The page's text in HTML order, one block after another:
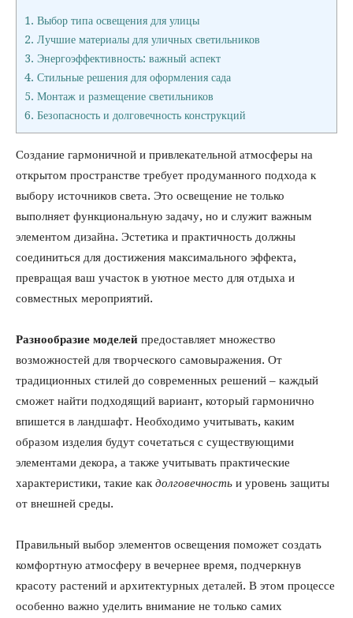
1. Выбор типа освещения для улицы
2. Лучшие материалы для уличных светильников
3. Энергоэффективность: важный аспект
4. Стильные решения для оформления сада
5. Монтаж и размещение светильников
6. Безопасность и долговечность конструкций
Создание гармоничной и привлекательной атмосферы на
открытом пространстве требует продуманного подхода к
выбору источников света. Это освещение не только
выполняет функциональную задачу, но и служит важным
элементом дизайна. Эстетика и практичность должны
соединиться для достижения максимального эффекта,
превращая ваш участок в уютное место для отдыха и
совместных мероприятий.
Разнообразие моделей предоставляет множество
возможностей для творческого самовыражения. От
традиционных стилей до современных решений – каждый
сможет найти подходящий вариант, который гармонично
впишется в ландшафт. Необходимо учитывать, каким
образом изделия будут сочетаться с существующими
элементами декора, а также учитывать практические
характеристики, такие какдолговечность и уровень защиты
от внешней среды.
Правильный выбор элементов освещения поможет создать
комфортную атмосферу в вечернее время, подчеркнув
красоту растений и архитектурных деталей. В этом процессе
особенно важно уделить внимание не только самих